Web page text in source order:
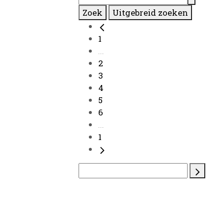
Zoek Uitgebreid zoeken
1
...
2
3
4
5
6
...
1